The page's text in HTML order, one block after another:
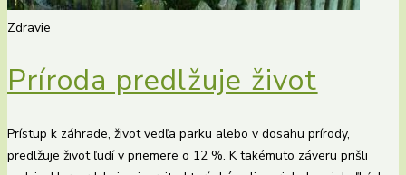
Zdravie
Príroda predlžuje život
Prístup k záhrade, život vedľa parku alebo v dosahu prírody,
predlžuje život ľudí v priemere o 12 %. K takémuto záveru prišli